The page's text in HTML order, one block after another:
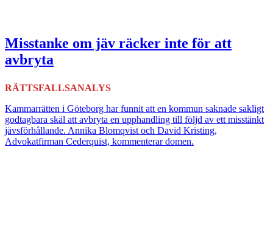
Misstanke om jäv räcker inte för att
avbryta
RÄTTSFALLSANALYS
Kammarrätten i Göteborg har funnit att en kommun saknade sakligt
godtagbara skäl att avbryta en upphandling till följd av ett misstänkt
jävsförhållande. Annika Blomqvist och David Kristing,
Advokatfirman Cederquist, kommenterar domen.